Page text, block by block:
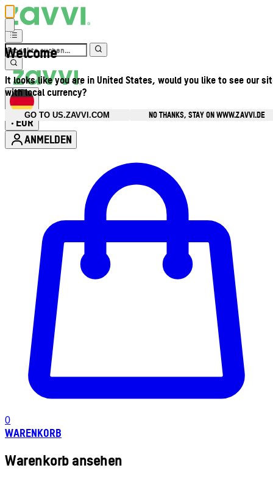
Welcome
It looks like you are in United States, would you like to see our
with local currency?
GO TO US.ZAVVI.COM
NO THANKS, STAY ON WWW.ZAVVI.DE
• EUR
ANMELDEN
0
WARENKORB
Warenkorb ansehen